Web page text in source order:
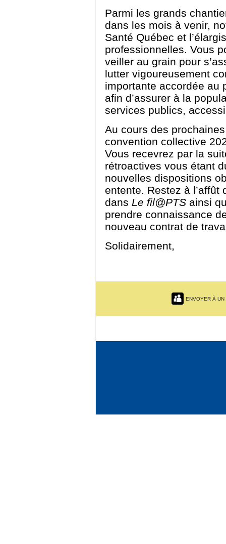
Parmi les grands
dans les mois à venir,
Santé Québec et
professionnelles. Vous
veiller au grain pour
lutter vigoureusement
importante accordée au
afin d’assurer à la
services publics,
Au cours des
convention collective
Vous recevrez par la
rétroactives vous étant
nouvelles dispositions
entente. Restez à
dans Le fil@PTS ainsi
prendre connaissance
nouveau contrat de
Solidairement,
ENVOYER À UN